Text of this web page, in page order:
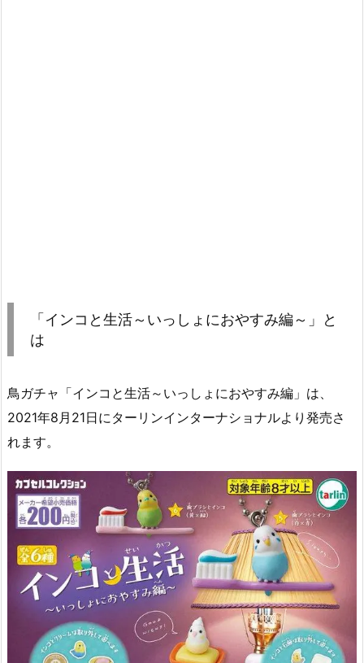
「インコと生活～いっしょにおやすみ編～」と
は
鳥ガチャ「インコと生活～いっしょにおやすみ編」は、
2021年8月21日にターリンインターナショナルより発売さ
れます。